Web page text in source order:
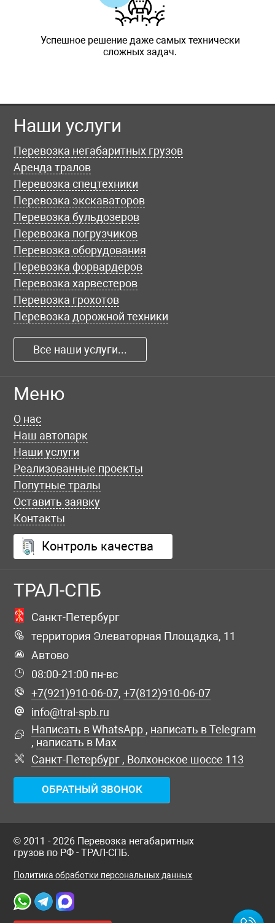
Успешное решение даже самых технически
сложных задач.
Наши услуги
Перевозка негабаритных грузов
Аренда тралов
Перевозка спецтехники
Перевозка экскаваторов
Перевозка бульдозеров
Перевозка погрузчиков
Перевозка оборудования
Перевозка форвардеров
Перевозка харвестеров
Перевозка грохотов
Перевозка дорожной техники
Все наши услуги...
Меню
О нас
Наш автопарк
Наши услуги
Реализованные проекты
Попутные тралы
Оставить заявку
Контакты
Контроль качества
ТРАЛ-СПБ
Санкт-Петербург
территория Элеваторная Площадка, 11
Автово
08:00-21:00 пн-вс
+7(921)910-06-07,+7(812)910-06-07
info@tral-spb.ru
Написать в WhatsApp , написать в Telegram
, написать в Max
Санкт-Петербург , Волхонское шоссе 113
ОБРАТНЫЙ ЗВОНОК
© 2011 - 2026 Перевозка негабаритных
грузов по РФ - ТРАЛ-СПБ.
Политика обработки персональных данных